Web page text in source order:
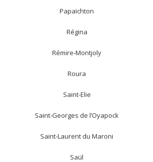
Papaïchton
Régina
Rémire-Montjoly
Roura
Saint-Elie
Saint-Georges de l’Oyapock
Saint-Laurent du Maroni
Saül